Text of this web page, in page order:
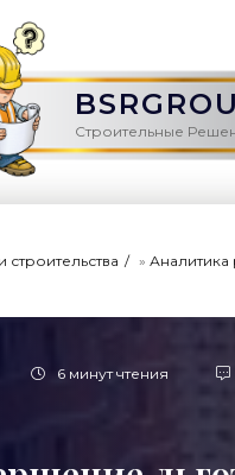
Строительные
»
6 минут чтения